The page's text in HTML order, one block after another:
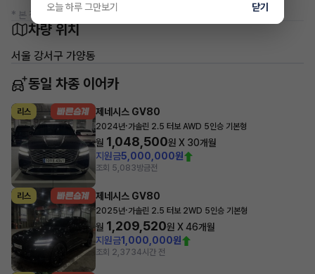
* 본 정보는 지자체마다 다를 수 있으니 실제 정보와 확인해 주세요.
차량 위치
서울 강서구 가양동
동일 차종 이어카
리스 제네시스 GV80
2024년·가솔린 2.5 터보 AWD 5인승 기본형
월 1,048,500원 X 30개월
지원금5,000,000원
조회 5,083방금전
리스 제네시스 GV80
2025년·가솔린 2.5 터보 2WD 5인승 기본형
월 1,209,520원 X46개월
지원금1,000,000원
조회 2,3734시간 전
오늘 하루 그만보기 닫기